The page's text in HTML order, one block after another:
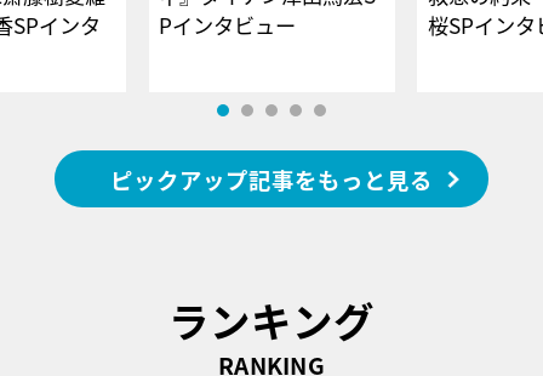
SPインタ
Pインタビュー
桜SPイ
ピックアップ記事をもっと見る
ランキング
RANKING